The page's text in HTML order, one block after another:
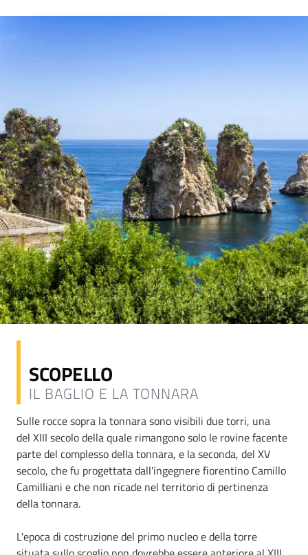
SCOPELLO
IL BAGLIO E LA TONNARA
Sulle rocce sopra la tonnara sono visibili due torri, una
del XIII secolo della quale rimangono solo le rovine facente
parte del complesso della tonnara, e la seconda, del XV
secolo, che fu progettata dall'ingegnere fiorentino Camillo
Camilliani e che non ricade nel territorio di pertinenza
della tonnara.
L'epoca di costruzione del primo nucleo e della torre